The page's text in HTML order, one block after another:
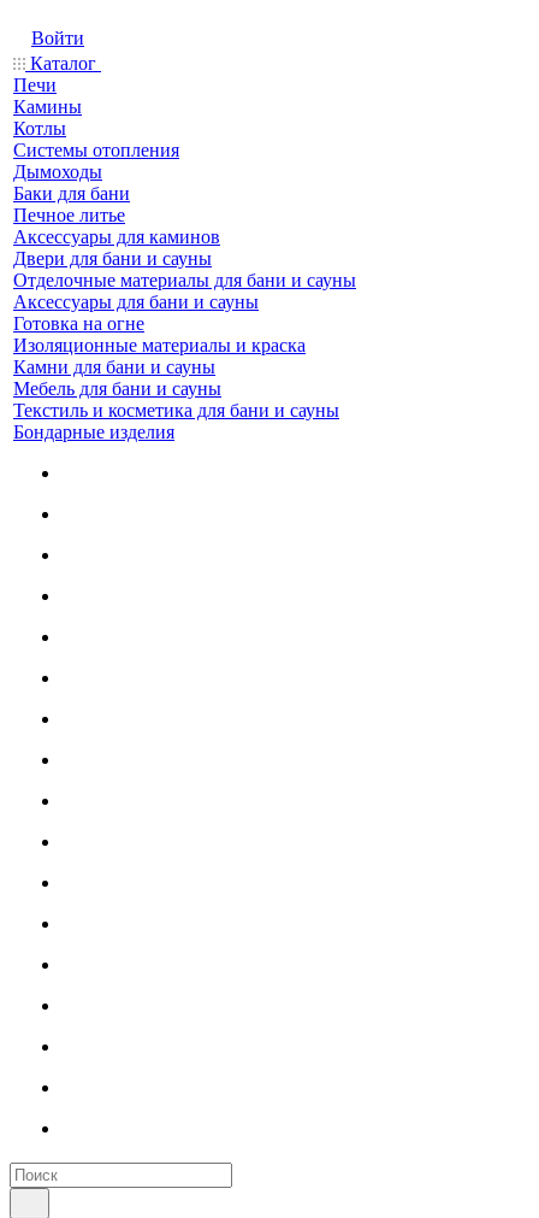
Войти
Каталог
Печи
Камины
Котлы
Системы отопления
Дымоходы
Баки для бани
Печное литье
Аксессуары для каминов
Двери для бани и сауны
Отделочные материалы для бани и сауны
Аксессуары для бани и сауны
Готовка на огне
Изоляционные материалы и краска
Камни для бани и сауны
Мебель для бани и сауны
Текстиль и косметика для бани и сауны
Бондарные изделия